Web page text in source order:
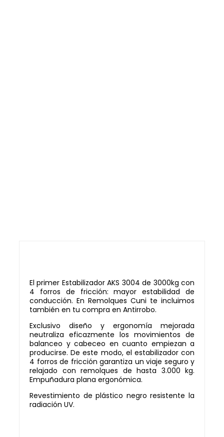
El primer Estabilizador AKS 3004 de 3000kg con
4 forros de fricción: mayor estabilidad de
conducción. En Remolques Cuni te incluimos
también en tu compra en Antirrobo.
Exclusivo diseño y ergonomía mejorada
neutraliza eficazmente los movimientos de
balanceo y cabeceo en cuanto empiezan a
producirse. De este modo, el estabilizador con
4 forros de fricción garantiza un viaje seguro y
relajado con remolques de hasta 3.000 kg.
Empuñadura plana ergonómica.
Revestimiento de plástico negro resistente la
radiación UV.